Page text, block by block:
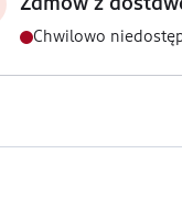
Zamów z
Chwilowo